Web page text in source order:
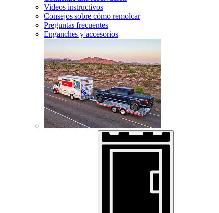
Videos instructivos
Consejos sobre cómo remolcar
Preguntas frecuentes
Enganches y accesorios